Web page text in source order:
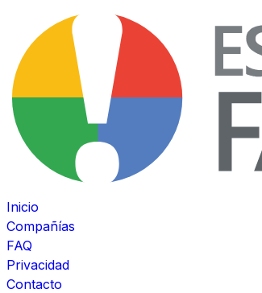
Inicio
Compañías
FAQ
Privacidad
Contacto